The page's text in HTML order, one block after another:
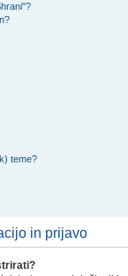
teme?
in prijavo